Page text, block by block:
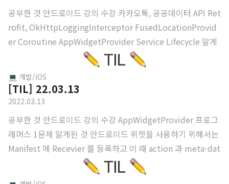
kHttpClient()) .build() .crea..
공부한 것 안드로이드 강의 수강 카카오톡, 공공데이터 API Ret
rofit, OkHttpLoggingInterceptor FusedLocationProvid
er Coroutine AppWidgetProvider Service Lifecycle 알게
된 것 1. FusedLocationProvider 안드로이드에서 위치 정보
를 받아올 수 있는 방법에는 LocationManager 와 FusedLoca
tionProvider 가 있다. 우선 LocationManager 은 getLastKn
ownLocation 또는 LocationListener 를 통해서 위치 정보를
가져올 수 있다. // LocationManager 를 정의한다. val locati
onManager = getSystemService(LOCA..
💻 개발/iOS
[TIL] 22.03.13
2022.03.13
공부한 것 안드로이드 강의 수강 AppWidgetProvider 프로그
래머스 1문제 알게된 것 안드로이드 위젯을 사용하기 위해서는
Manifest 에 Recevier 를 등록하고 이 때 action 과 meta-dat
a 를 넣어준다. meta-data : 위젯 레이아웃의 크기, 초기 레이
아웃 리소스, 업데이트 빈도 등 앱 위젯의 기본적인 특성을 정의